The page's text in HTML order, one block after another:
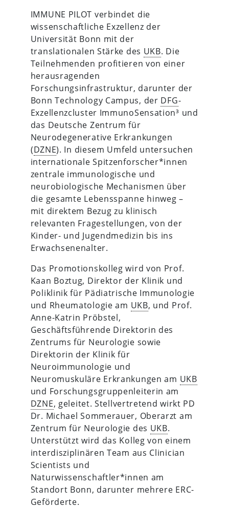
IMMUNE PILOT verbindet die
wissenschaftliche Exzellenz der
Universität Bonn mit der
translationalen Stärke des UKB. Die
Teilnehmenden profitieren von einer
herausragenden
Forschungsinfrastruktur, darunter der
Bonn Technology Campus, der DFG-
Exzellenzcluster ImmunoSensation³ und
das Deutsche Zentrum für
Neurodegenerative Erkrankungen
(DZNE). In diesem Umfeld untersuchen
internationale Spitzenforscher*innen
zentrale immunologische und
neurobiologische Mechanismen über
die gesamte Lebensspanne hinweg –
mit direktem Bezug zu klinisch
relevanten Fragestellungen, von der
Kinder- und Jugendmedizin bis ins
Erwachsenenalter.
Das Promotionskolleg wird von Prof.
Kaan Boztug, Direktor der Klinik und
Poliklinik für Pädiatrische Immunologie
und Rheumatologie am UKB, und Prof.
Anne-Katrin Pröbstel,
Geschäftsführende Direktorin des
Zentrums für Neurologie sowie
Direktorin der Klinik für
Neuroimmunologie und
Neuromuskuläre Erkrankungen am UKB
und Forschungsgruppenleiterin am
DZNE, geleitet. Stellvertretend wirkt PD
Dr. Michael Sommerauer, Oberarzt am
Zentrum für Neurologie des UKB.
Unterstützt wird das Kolleg von einem
interdisziplinären Team aus Clinician
Scientists und
Naturwissenschaftler*innen am
Standort Bonn, darunter mehrere ERC-
Geförderte.